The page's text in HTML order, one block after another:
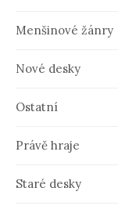
Menšinové žánry
Nové desky
Ostatní
Právě hraje
Staré desky